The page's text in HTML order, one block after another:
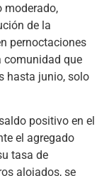
moderado,
de la
pernoctaciones
comunidad que
hasta junio, solo
positivo en el
el agregado
tasa de
alojados, se